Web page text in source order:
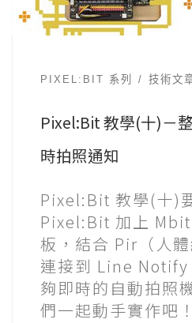
PIXEL:BIT 系列 技術文
Pixel:Bit 教學(十)－
時拍照通知
Pixel:Bit 教學(十)
Pixel:Bit 加上
板，結合 Pir（人體
連接到 Line Notify
夠即時的自動拍照
們一起動手實作吧！